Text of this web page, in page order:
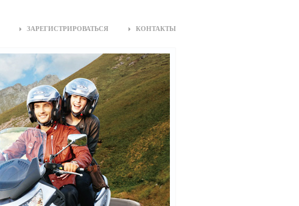
ЗАРЕГИСТРИРОВАТЬСЯ КОНТАКТЫ